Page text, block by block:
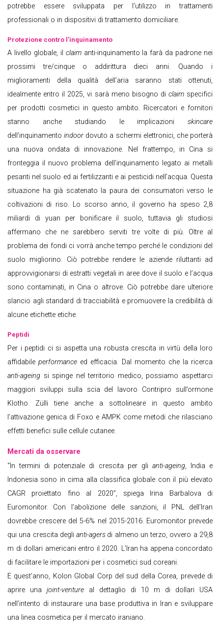
potrebbe essere sviluppata per l’utilizzo in trattamenti
professionali o in dispositivi di trattamento domiciliare.
Protezione contro l’inquinamento
A livello globale, il claimanti-inquinamento la farà da padrone nei
prossimi tre/cinque o addirittura dieci anni. Quando i
miglioramenti della qualità dell’aria saranno stati ottenuti,
idealmente entro il 2025, vi sarà meno bisogno di claimspecifici
per prodotti cosmetici in questo ambito. Ricercatori e fornitori
stanno anche studiando le implicazioni skincare
dell’inquinamentoindoor dovuto a schermi elettronici, che porterà
una nuova ondata di innovazione. Nel frattempo, in Cina si
fronteggia il nuovo problema dell’inquinamento legato ai metalli
pesanti nel suolo ed ai fertilizzanti e ai pesticidi nell’acqua. Questa
situazione ha già scatenato la paura dei consumatori verso le
coltivazioni di riso. Lo scorso anno, il governo ha speso 2,8
miliardi di yuan per bonificare il suolo, tuttavia gli studiosi
affermano che ne sarebbero serviti tre volte di più. Oltre al
problema dei fondi ci vorrà anche tempo perché le condizioni del
suolo migliorino. Ciò potrebbe rendere le aziende riluttanti ad
approvvigionarsi di estratti vegetali in aree dove il suolo e l’acqua
sono contaminati, in Cina o altrove. Ciò potrebbe dare ulteriore
slancio agli standard di tracciabilità e promuovere la credibilità di
alcune etichette etiche.
Peptidi
Per i peptidi ci si aspetta una robusta crescita in virtù della loro
affidabileperformance ed efficacia. Dal momento che la ricerca
anti-ageing si spinge nel territorio medico, possiamo aspettarci
maggiori sviluppi sulla scia del lavoro Contripro sull’ormone
Klotho. Zülli tiene anche a sottolineare in questo ambito
l’attivazione genica di Foxo e AMPK come metodi che rilasciano
effetti benefici sulle cellule cutanee.
Mercati da osservare
“In termini di potenziale di crescita per gli anti-ageing, India e
Indonesia sono in cima alla classifica globale con il più elevato
CAGR proiettato fino al 2020”, spiega Irina Barbalova di
Euromonitor. Con l’abolizione delle sanzioni, il PNL dell’Iran
dovrebbe crescere del 5-6% nel 2015-2016. Euromonitor prevede
qui una crescita deglianti-agers di almeno un terzo, ovvero a 29,8
m di dollari americani entro il 2020. L’Iran ha appena concordato
di facilitare le importazioni per i cosmetici sud coreani.
E quest’anno, Kolon Global Corp del sud della Corea, prevede di
aprire una joint-venture al dettaglio di 10 m di dollari USA
nell’intento di instaurare una base produttiva in Iran e sviluppare
una linea cosmetica per il mercato iraniano.